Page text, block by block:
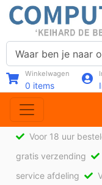
Winkelwagen
0 items
Voor 18 uur
gratis verzending
service afdeling